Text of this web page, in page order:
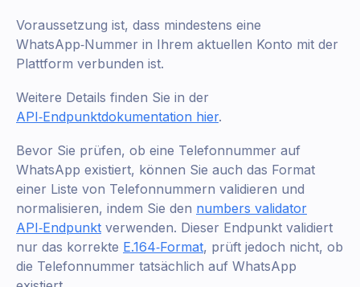
Voraussetzung ist, dass mindestens eine
WhatsApp‑Nummer in Ihrem aktuellen Konto mit der
Plattform verbunden ist.
Weitere Details finden Sie in der
API‑Endpunktdokumentation hier.
Bevor Sie prüfen, ob eine Telefonnummer auf
WhatsApp existiert, können Sie auch das Format
einer Liste von Telefonnummern validieren und
normalisieren, indem Sie den numbers validator
API‑Endpunkt verwenden. Dieser Endpunkt validiert
nur das korrekte E.164‑Format, prüft jedoch nicht, ob
die Telefonnummer tatsächlich auf WhatsApp